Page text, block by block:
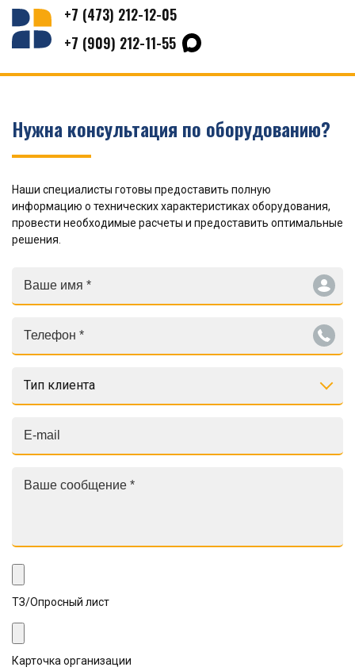
+7 (473) 212-12-05
+7 (909) 212-11-55
Нужна консультация по оборудованию?
Наши специалисты готовы предоставить полную
информацию о технических характеристиках оборудования,
провести необходимые расчеты и предоставить оптимальные
решения.
Тип клиента
ТЗ/Опросный лист
Карточка организации